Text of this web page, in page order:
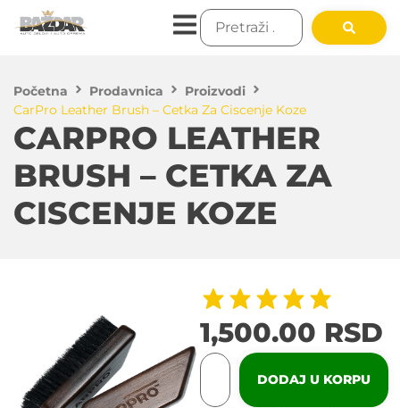
Početna Prodavnica
Proizvodi
CarPro Leather Brush – Cetka Za Ciscenje Koze
CARPRO LEATHER
BRUSH – CETKA ZA
CISCENJE KOZE
1,500.00 RSD
DODAJ U KORPU